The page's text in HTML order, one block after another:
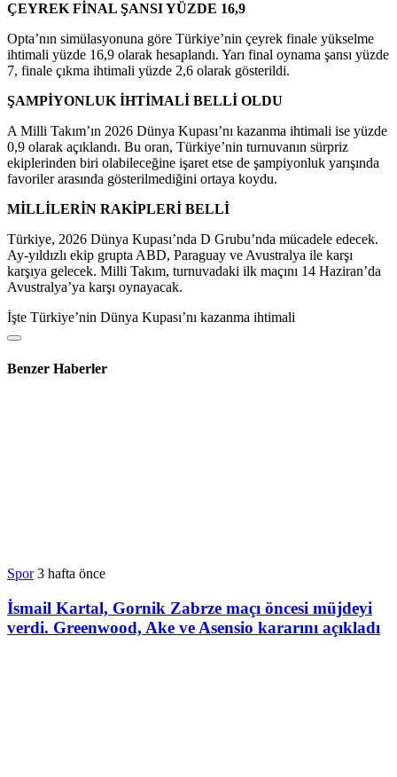
ÇEYREK FİNAL ŞANSI YÜZDE 16,9
Opta’nın simülasyonuna göre Türkiye’nin çeyrek finale yükselme
ihtimali yüzde 16,9 olarak hesaplandı. Yarı final oynama şansı yüzde
7, finale çıkma ihtimali yüzde 2,6 olarak gösterildi.
ŞAMPİYONLUK İHTİMALİ BELLİ OLDU
A Milli Takım’ın 2026 Dünya Kupası’nı kazanma ihtimali ise yüzde
0,9 olarak açıklandı. Bu oran, Türkiye’nin turnuvanın sürpriz
ekiplerinden biri olabileceğine işaret etse de şampiyonluk yarışında
favoriler arasında gösterilmediğini ortaya koydu.
MİLLİLERİN RAKİPLERİ BELLİ
Türkiye, 2026 Dünya Kupası’nda D Grubu’nda mücadele edecek.
Ay-yıldızlı ekip grupta ABD, Paraguay ve Avustralya ile karşı
karşıya gelecek. Milli Takım, turnuvadaki ilk maçını 14 Haziran’da
Avustralya’ya karşı oynayacak.
İşte Türkiye’nin Dünya Kupası’nı kazanma ihtimali
Benzer Haberler
Spor 3 hafta önce
İsmail Kartal, Gornik Zabrze maçı öncesi müjdeyi
verdi. Greenwood, Ake ve Asensio kararını açıkladı